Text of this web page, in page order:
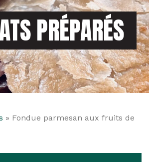
PRÉPARÉS
» Fondue parmesan aux fruits de